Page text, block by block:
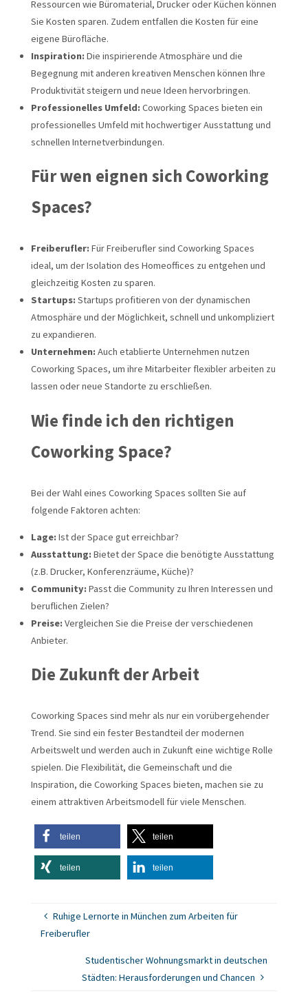
Ressourcen wie Büromaterial, Drucker oder Küchen können
Sie Kosten sparen. Zudem entfallen die Kosten für eine
eigene Bürofläche.
Inspiration: Die inspirierende Atmosphäre und die
Begegnung mit anderen kreativen Menschen können Ihre
Produktivität steigern und neue Ideen hervorbringen.
Professionelles Umfeld: Coworking Spaces bieten ein
professionelles Umfeld mit hochwertiger Ausstattung und
schnellen Internetverbindungen.
Für wen eignen sich Coworking
Spaces?
Freiberufler: Für Freiberufler sind Coworking Spaces
ideal, um der Isolation des Homeoffices zu entgehen und
gleichzeitig Kosten zu sparen.
Startups: Startups profitieren von der dynamischen
Atmosphäre und der Möglichkeit, schnell und unkompliziert
zu expandieren.
Unternehmen: Auch etablierte Unternehmen nutzen
Coworking Spaces, um ihre Mitarbeiter flexibler arbeiten zu
lassen oder neue Standorte zu erschließen.
Wie finde ich den richtigen
Coworking Space?
Bei der Wahl eines Coworking Spaces sollten Sie auf
folgende Faktoren achten:
Lage: Ist der Space gut erreichbar?
Ausstattung: Bietet der Space die benötigte Ausstattung
(z.B. Drucker, Konferenzräume, Küche)?
Community: Passt die Community zu Ihren Interessen und
beruflichen Zielen?
Preise: Vergleichen Sie die Preise der verschiedenen
Anbieter.
Die Zukunft der Arbeit
Coworking Spaces sind mehr als nur ein vorübergehender
Trend. Sie sind ein fester Bestandteil der modernen
Arbeitswelt und werden auch in Zukunft eine wichtige Rolle
spielen. Die Flexibilität, die Gemeinschaft und die
Inspiration, die Coworking Spaces bieten, machen sie zu
einem attraktiven Arbeitsmodell für viele Menschen.
teilen teilen
teilen teilen
Ruhige Lernorte in München zum Arbeiten für
Freiberufler
Studentischer Wohnungsmarkt in deutschen
Städten: Herausforderungen und Chancen